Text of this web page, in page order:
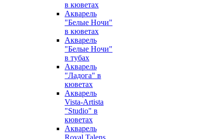
в кюветах
Акварель
"Белые Ночи"
в кюветах
Акварель
"Белые Ночи"
в тубах
Акварель
"Ладога" в
кюветах
Акварель
Vista-Artista
"Studio" в
кюветах
Акварель
Royal Talens